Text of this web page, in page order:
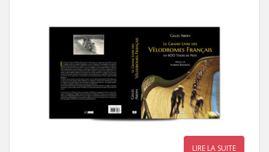
LIRE LA SUITE